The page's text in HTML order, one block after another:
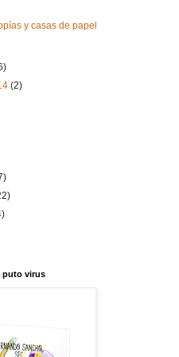
y casas de papel
(2)
puto virus